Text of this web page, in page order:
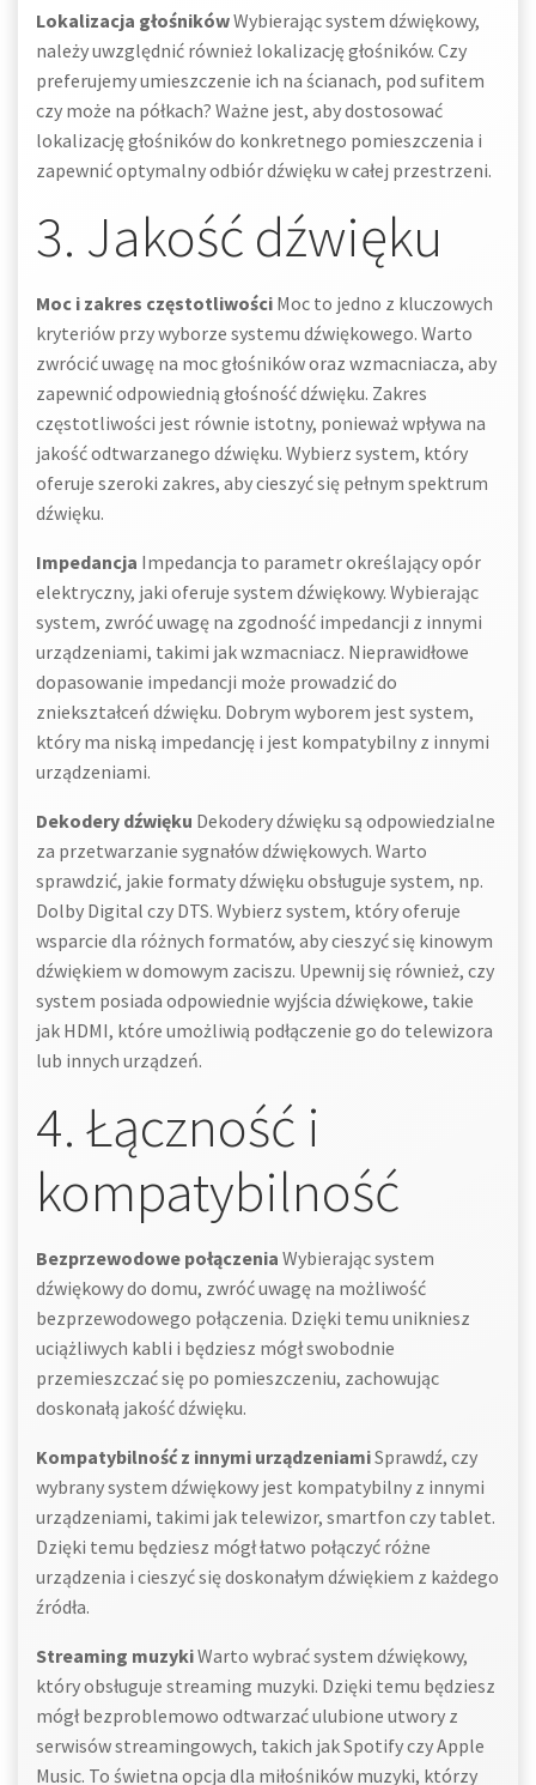
Lokalizacja głośnikówWybierając system dźwiękowy,
należy uwzględnić również lokalizację głośników. Czy
preferujemy umieszczenie ich na ścianach, pod sufitem
czy może na półkach? Ważne jest, aby dostosować
lokalizację głośników do konkretnego pomieszczenia i
zapewnić optymalny odbiór dźwięku w całej przestrzeni.
3. Jakość dźwięku
Moc i zakres częstotliwości Moc to jedno z kluczowych
kryteriów przy wyborze systemu dźwiękowego. Warto
zwrócić uwagę na moc głośników oraz wzmacniacza, aby
zapewnić odpowiednią głośność dźwięku. Zakres
częstotliwości jest równie istotny, ponieważ wpływa na
jakość odtwarzanego dźwięku. Wybierz system, który
oferuje szeroki zakres, aby cieszyć się pełnym spektrum
dźwięku.
Impedancja Impedancja to parametr określający opór
elektryczny, jaki oferuje system dźwiękowy. Wybierając
system, zwróć uwagę na zgodność impedancji z innymi
urządzeniami, takimi jak wzmacniacz. Nieprawidłowe
dopasowanie impedancji może prowadzić do
zniekształceń dźwięku. Dobrym wyborem jest system,
który ma niską impedancję i jest kompatybilny z innymi
urządzeniami.
Dekodery dźwięku Dekodery dźwięku są odpowiedzialne
za przetwarzanie sygnałów dźwiękowych. Warto
sprawdzić, jakie formaty dźwięku obsługuje system, np.
Dolby Digital czy DTS. Wybierz system, który oferuje
wsparcie dla różnych formatów, aby cieszyć się kinowym
dźwiękiem w domowym zaciszu. Upewnij się również, czy
system posiada odpowiednie wyjścia dźwiękowe, takie
jak HDMI, które umożliwią podłączenie go do telewizora
lub innych urządzeń.
4. Łączność i
kompatybilność
Bezprzewodowe połączenia Wybierając system
dźwiękowy do domu, zwróć uwagę na możliwość
bezprzewodowego połączenia. Dzięki temu unikniesz
uciążliwych kabli i będziesz mógł swobodnie
przemieszczać się po pomieszczeniu, zachowując
doskonałą jakość dźwięku.
Kompatybilność z innymi urządzeniamiSprawdź, czy
wybrany system dźwiękowy jest kompatybilny z innymi
urządzeniami, takimi jak telewizor, smartfon czy tablet.
Dzięki temu będziesz mógł łatwo połączyć różne
urządzenia i cieszyć się doskonałym dźwiękiem z każdego
źródła.
Streaming muzykiWarto wybrać system dźwiękowy,
który obsługuje streaming muzyki. Dzięki temu będziesz
mógł bezproblemowo odtwarzać ulubione utwory z
serwisów streamingowych, takich jak Spotify czy Apple
Music. To świetna opcja dla miłośników muzyki, którzy